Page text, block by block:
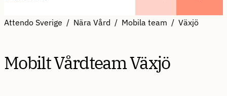
Attendo Sverige Nära Vård Mobila team Växjö
Mobilt Vårdteam Växjö